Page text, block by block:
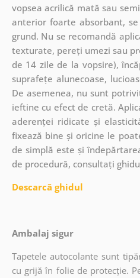
vopsea acrilică mată sau
anterior foarte absorbant,
grund. Nu se recomandă
texturate, pereți umezi sau
de 14 zile de la vopsire),
suprafețe alunecoase,
De asemenea, nu sunt
ieftine cu efect de cretă.
aderenței ridicate și
fixează bine și oricine le
de simplă este și
de procedură, consultați
Descarcă ghidul
Ambalaj sigur
Tapetele autocolante sunt
cu grijă în folie de protecție.